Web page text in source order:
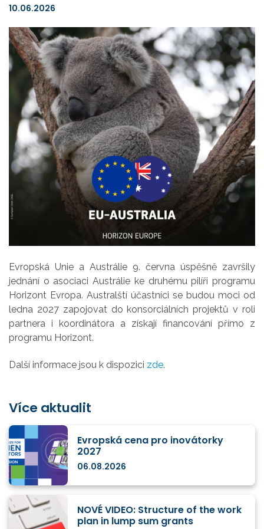
10.06.2026
Evropská Unie a Austrálie 9. června úspěšně završily
jednání o asociaci Austrálie ke druhému pilíři programu
Horizont Evropa. Australští účastníci se budou moci od
ledna 2027 zapojovat do konsorciálních projektů v roli
partnera i koordinátora a získají financování přímo z
programu Horizont.
Další informace jsou k dispozici zde.
Více aktualit
Evropská cena pro inovátorky
2027
06.08.2026
NOVÉ VIDEO: Structure of the work
plan in lump sum grants